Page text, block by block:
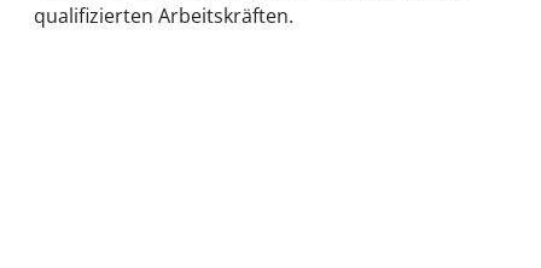
qualifizierten Arbeitskräften.